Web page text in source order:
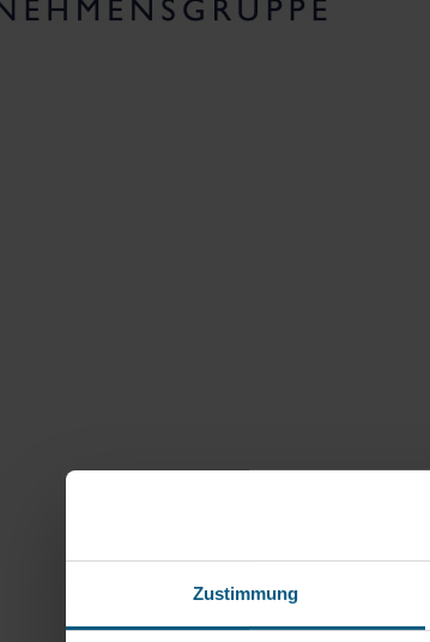
Zustimmung